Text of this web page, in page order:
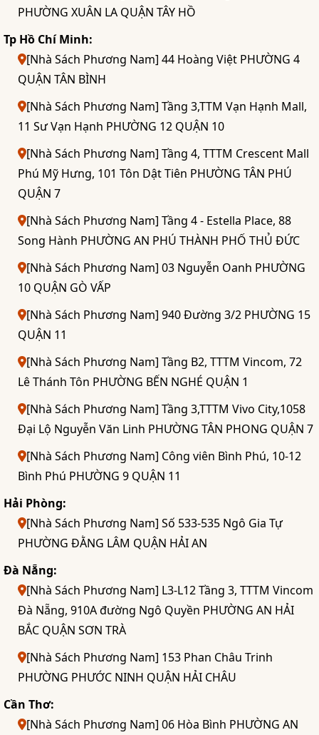
PHƯỜNG XUÂN LA QUẬN TÂY HỒ
Tp Hồ Chí Minh:
[Nhà Sách Phương Nam] 44 Hoàng Việt PHƯỜNG 4
QUẬN TÂN BÌNH
[Nhà Sách Phương Nam] Tầng 3,TTM Vạn Hạnh Mall,
11 Sư Vạn Hạnh PHƯỜNG 12 QUẬN 10
[Nhà Sách Phương Nam] Tầng 4, TTTM Crescent Mall
Phú Mỹ Hưng, 101 Tôn Dật Tiên PHƯỜNG TÂN PHÚ
QUẬN 7
[Nhà Sách Phương Nam] Tầng 4 - Estella Place, 88
Song Hành PHƯỜNG AN PHÚ THÀNH PHỐ THỦ ĐỨC
[Nhà Sách Phương Nam] 03 Nguyễn Oanh PHƯỜNG
10 QUẬN GÒ VẤP
[Nhà Sách Phương Nam] 940 Đường 3/2 PHƯỜNG 15
QUẬN 11
[Nhà Sách Phương Nam] Tầng B2, TTTM Vincom, 72
Lê Thánh Tôn PHƯỜNG BẾN NGHÉ QUẬN 1
[Nhà Sách Phương Nam] Tầng 3,TTTM Vivo City,1058
Đại Lộ Nguyễn Văn Linh PHƯỜNG TÂN PHONG QUẬN 7
[Nhà Sách Phương Nam] Công viên Bình Phú, 10-12
Bình Phú PHƯỜNG 9 QUẬN 11
Hải Phòng:
[Nhà Sách Phương Nam] Số 533-535 Ngô Gia Tự
PHƯỜNG ĐẰNG LÂM QUẬN HẢI AN
Đà Nẵng:
[Nhà Sách Phương Nam] L3-L12 Tầng 3, TTTM Vincom
Đà Nẵng, 910A đường Ngô Quyền PHƯỜNG AN HẢI
BẮC QUẬN SƠN TRÀ
[Nhà Sách Phương Nam] 153 Phan Châu Trinh
PHƯỜNG PHƯỚC NINH QUẬN HẢI CHÂU
Cần Thơ:
[Nhà Sách Phương Nam] 06 Hòa Bình PHƯỜNG AN